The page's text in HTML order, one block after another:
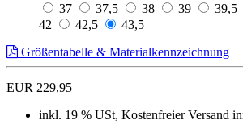
37
37,5 38 39 39,5
42
42,5
43,5
Größentabelle & Materialkennzeichnung
EUR 229,95
inkl. 19 % USt, Kostenfreier Versand